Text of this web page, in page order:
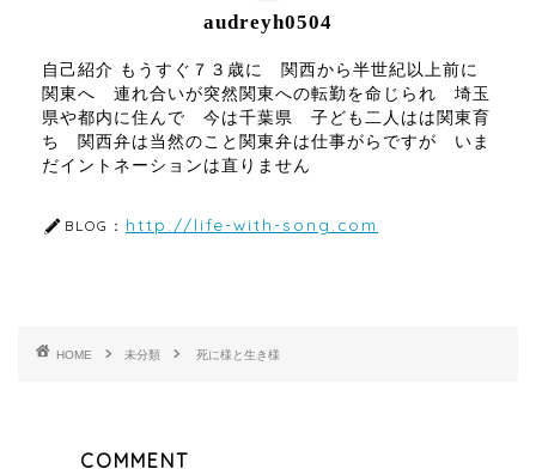
audreyh0504
自己紹介 もうすぐ７３歳に 関西から半世紀以上前に
関東へ 連れ合いが突然関東への転勤を命じられ 埼玉
県や都内に住んで 今は千葉県 子ども二人はは関東育
ち 関西弁は当然のこと関東弁は仕事がらですが いま
だイントネーションは直りません
BLOG： http://life-with-song.com
HOME 未分類 死に様と生き様
COMMENT